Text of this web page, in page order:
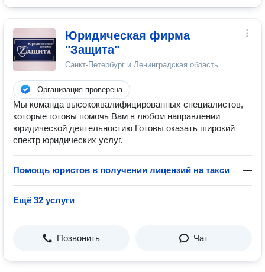
Юридическая фирма
"Защита"
Санкт-Петербург и Ленинградская область
Организация проверена
Мы команда высококвалифицированных специалистов,
которые готовы помочь Вам в любом направлении
юридической деятельностию Готовы оказать широкий
спектр юридических услуг.
Помощь юристов в получении лицензий на такси —
Ещё 32 услуги
Позвонить Чат